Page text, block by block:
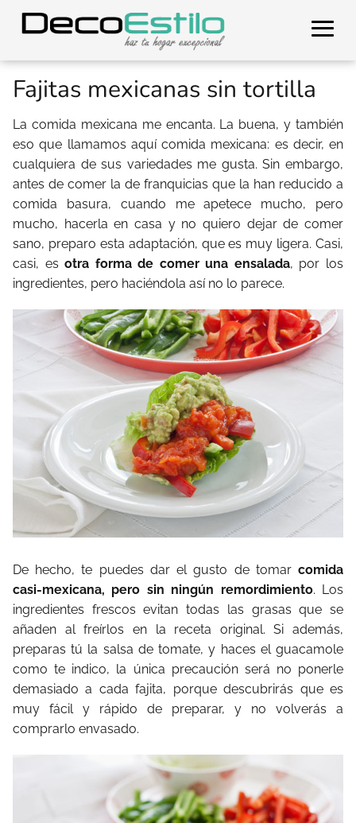
Fajitas mexicanas sin tortilla
La comida mexicana me encanta. La buena, y también
eso que llamamos aquí comida mexicana: es decir, en
cualquiera de sus variedades me gusta. Sin embargo,
antes de comer la de franquicias que la han reducido a
comida basura, cuando me apetece mucho, pero
mucho, hacerla en casa y no quiero dejar de comer
sano, preparo esta adaptación, que es muy ligera. Casi,
casi, es otra forma de comer una ensalada, por los
ingredientes, pero haciéndola así no lo parece.
De hecho, te puedes dar el gusto de tomar comida
casi-mexicana, pero sin ningún remordimiento. Los
ingredientes frescos evitan todas las grasas que se
añaden al freírlos en la receta original. Si además,
preparas tú la salsa de tomate, y haces el guacamole
como te indico, la única precaución será no ponerle
demasiado a cada fajita, porque descubrirás que es
muy fácil y rápido de preparar, y no volverás a
comprarlo envasado.